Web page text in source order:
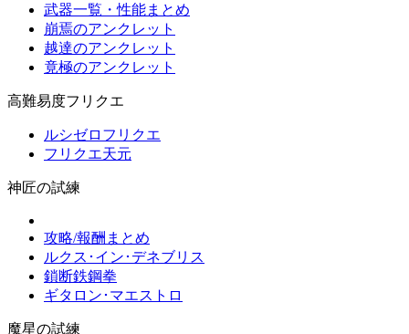
武器一覧・性能まとめ
崩焉のアンクレット
越達のアンクレット
竟極のアンクレット
高難易度フリクエ
ルシゼロフリクエ
フリクエ天元
神匠の試練
攻略/報酬まとめ
ルクス･イン･デネブリス
鎖断鉄鋼拳
ギタロン･マエストロ
魔星の試練